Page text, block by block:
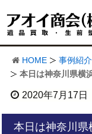
HOME
事例紹介
本日は神奈川県横
2020年7月17日
本日は神奈川